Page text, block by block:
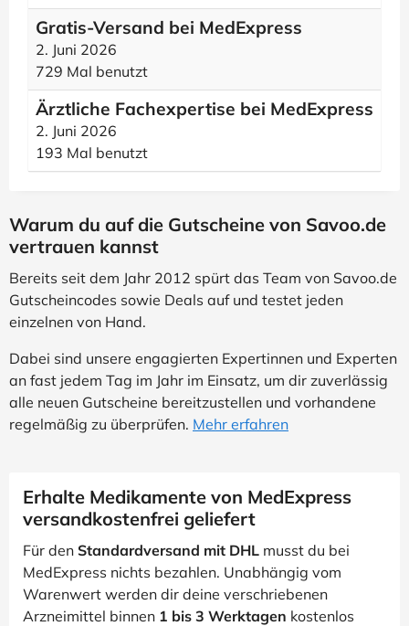
Gratis-Versand bei MedExpress
2. Juni 2026
729 Mal benutzt
Ärztliche Fachexpertise bei MedExpress
2. Juni 2026
193 Mal benutzt
Warum du auf die Gutscheine von Savoo.de
vertrauen kannst
Bereits seit dem Jahr 2012 spürt das Team von Savoo.de
Gutscheincodes sowie Deals auf und testet jeden
einzelnen von Hand.
Dabei sind unsere engagierten Expertinnen und Experten
an fast jedem Tag im Jahr im Einsatz, um dir zuverlässig
alle neuen Gutscheine bereitzustellen und vorhandene
regelmäßig zu überprüfen. Mehr erfahren
Erhalte Medikamente von MedExpress
versandkostenfrei geliefert
Für den Standardversand mit DHL musst du bei
MedExpress nichts bezahlen. Unabhängig vom
Warenwert werden dir deine verschriebenen
Arzneimittel binnen 1 bis 3 Werktagen kostenlos